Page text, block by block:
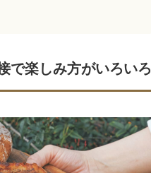
で楽しみ方がいろいろ